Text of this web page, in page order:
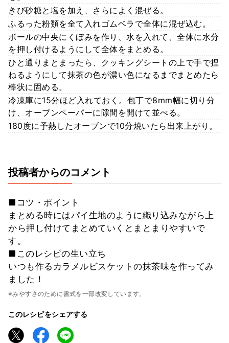
きび砂糖と塩を加え、さらによく混ぜる。
ふるった粉類を全て入れゴムベラで全体に混ぜ込む。
ボールの中央にくぼみを作り、水を入れて、全体に水分
を押し付けるようにして全体をまとめる。
ひと通りまとまったら、クッキングシートの上で手で捏
ねるようにして抹茶の色が濃い色になるまでまとめたら
棒状に固める。
冷凍庫に15分ほど入れておく。包丁で8mm幅に切り分
け、オーブンペーパーに隙間を開けて並べる。
180度に予熱したオーブンで10分焼いたら出来上がり。
投稿者からのコメント
■コツ・ポイント
まとめる時にはパイ生地のように織り込みながら上
から押し付けてまとめていくとまとまりやすいで
す。
■このレシピの生い立ち
いつも作るカラメルビスケットの抹茶味を作ってみ
ました！
※みやすさのために書式を一部改変しています。
このレシピをシェアする